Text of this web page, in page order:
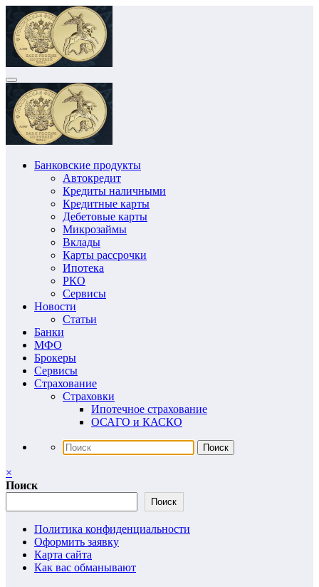
Перейти
содержимому
Банковские продукты
Автокредит
Кредиты наличными
Кредитные карты
Дебетовые карты
Микрозаймы
Вклады
Карты рассрочки
Ипотека
РКО
Сервисы
Новости
Статьи
Банки
МФО
Брокеры
Сервисы
Страхование
Страховки
Ипотечное страхование
ОСАГО и КАСКО
×
Поиск
Поиск
Политика конфиденциальности
Оформить заявку
Карта сайта
Как вас обманывают